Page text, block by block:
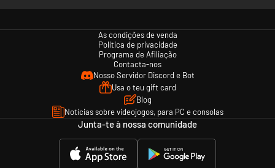
As condições de venda
Política de privacidade
Programa de Afiliação
Contacta-nos
Nosso Servidor Discord e Bot
Usa o teu gift card
Blog
Notícias sobre videojogos, para PC e consolas
Junta-te à nossa comunidade